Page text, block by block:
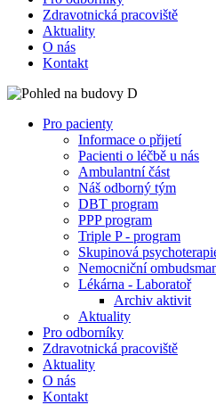
Zdravotnická pracoviště
Aktuality
O nás
Kontakt
Pro pacienty
Informace o přijetí
Pacienti o léčbě u nás
Ambulantní část
Náš odborný tým
DBT program
PPP program
Triple P - program
Skupinová
Nemocniční
Lékárna - Laboratoř
Archiv aktivit
Aktuality
Pro odborníky
Zdravotnická pracoviště
Aktuality
O nás
Kontakt